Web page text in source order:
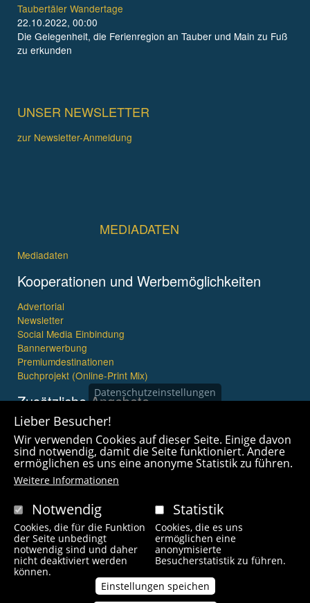
Taubertäler Wandertage
22.10.2022, 00:00
Die Gelegenheit, die Ferienregion an Tauber und Main zu Fuß
zu erkunden
UNSER NEWSLETTER
zur Newsletter-Anmeldung
MEDIADATEN
Mediadaten
Kooperationen und Werbemöglichkeiten
Advertorial
Newsletter
Social Media Einbindung
Bannerwerbung
Premiumdestinationen
Buchprojekt (Online-Print Mix)
Zusätzliche Angebote
Imagefilme und mehr
360° x 360° Fotografie
Copyright © 2021 wanderfreak.de. Alle Rechte vorbehalten.
Fußzeilenmenü
Kontakt Impressum Links Unsere Autoren
Datenschutzeinstellungen
Lieber Besucher!
Wir verwenden Cookies auf dieser Seite. Einige davon
sind notwendig, damit die Seite funktioniert. Andere
ermöglichen es uns eine anonyme Statistik zu führen.
Weitere Informationen
Notwendig
Cookies, die für die Funktion
der Seite unbedingt
notwendig sind und daher
nicht deaktiviert werden
können.
Statistik
Cookies, die es uns
ermöglichen eine
anonymisierte
Besucherstatistik zu führen.
Einstellungen speichen